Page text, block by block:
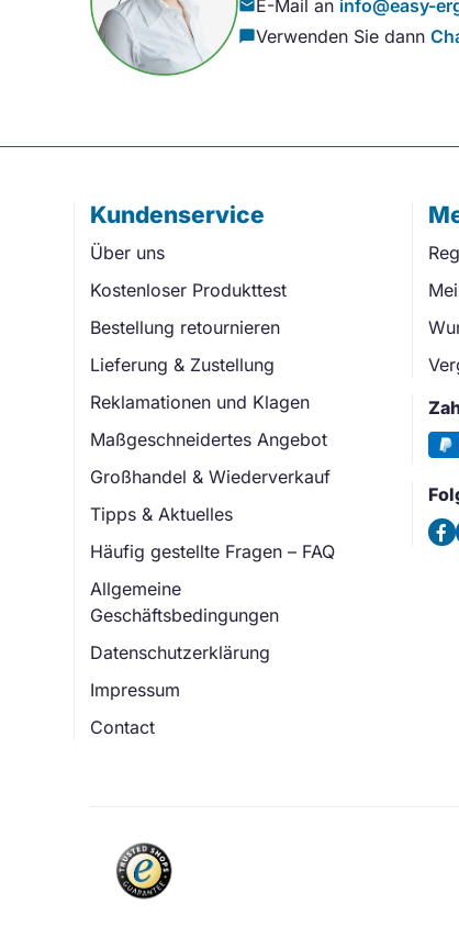
mailE-Mail an info@easy-
chat_bubbleVerwenden Sie dann
Kundenservice
Über uns
Kostenloser Produkttest
Bestellung retournieren
Lieferung & Zustellung
Reklamationen und Klagen
Maßgeschneidertes Angebot
Großhandel & Wiederverkauf
Tipps & Aktuelles
Häufig gestellte Fragen – FAQ
Allgemeine
Geschäftsbedingungen
Datenschutzerklärung
Impressum
Contact